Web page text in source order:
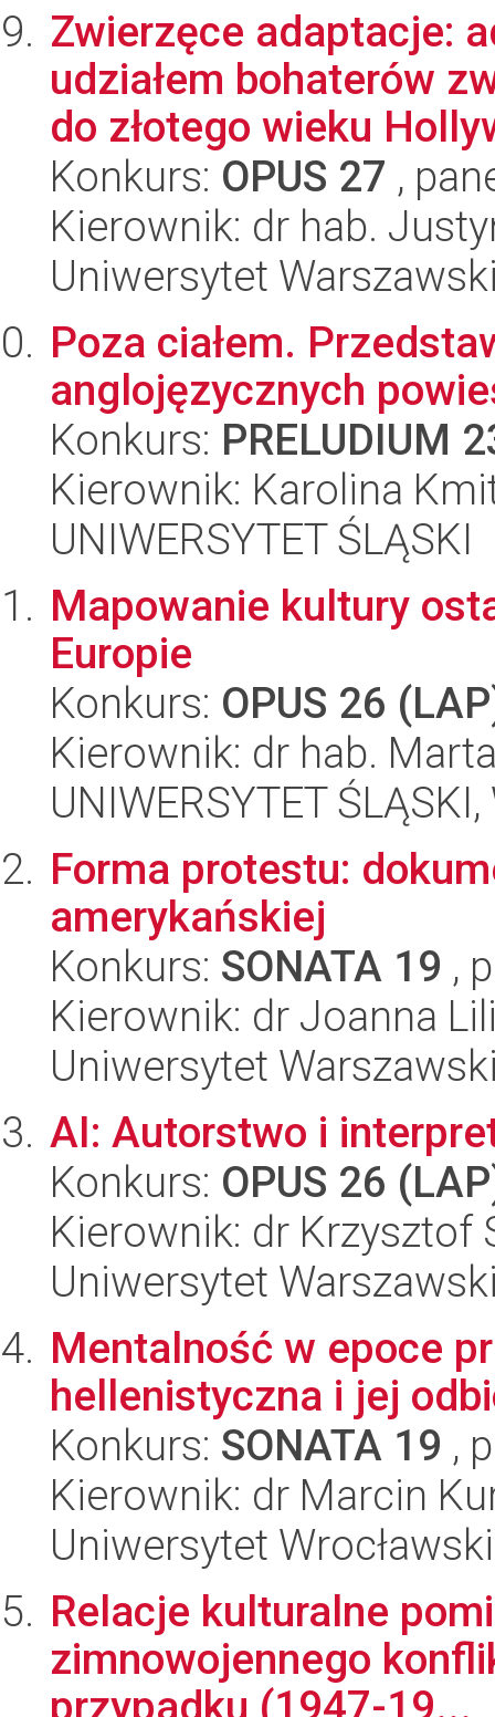
Zwierzęce adaptacje:
udziałem bohaterów
do złotego wieku
Konkurs: OPUS 27 ,
Kierownik: dr hab.
Uniwersytet
Poza ciałem.
anglojęzycznych
Konkurs: PRELUDIUM
Kierownik: Karolina
UNIWERSYTET ŚLĄSKI
Mapowanie kultury
Europie
Konkurs: OPUS 26
Kierownik: dr hab.
UNIWERSYTET
Forma protestu:
amerykańskiej
Konkurs: SONATA 19 ,
Kierownik: dr Joanna
Uniwersytet
AI: Autorstwo i
Konkurs: OPUS 26
Kierownik: dr Krzysztof
Uniwersytet
Mentalność w epoce
hellenistyczna i jej
Konkurs: SONATA 19 ,
Kierownik: dr Marcin
Uniwersytet
Relacje kulturalne
zimnowojennego
przypadku (1947-19...